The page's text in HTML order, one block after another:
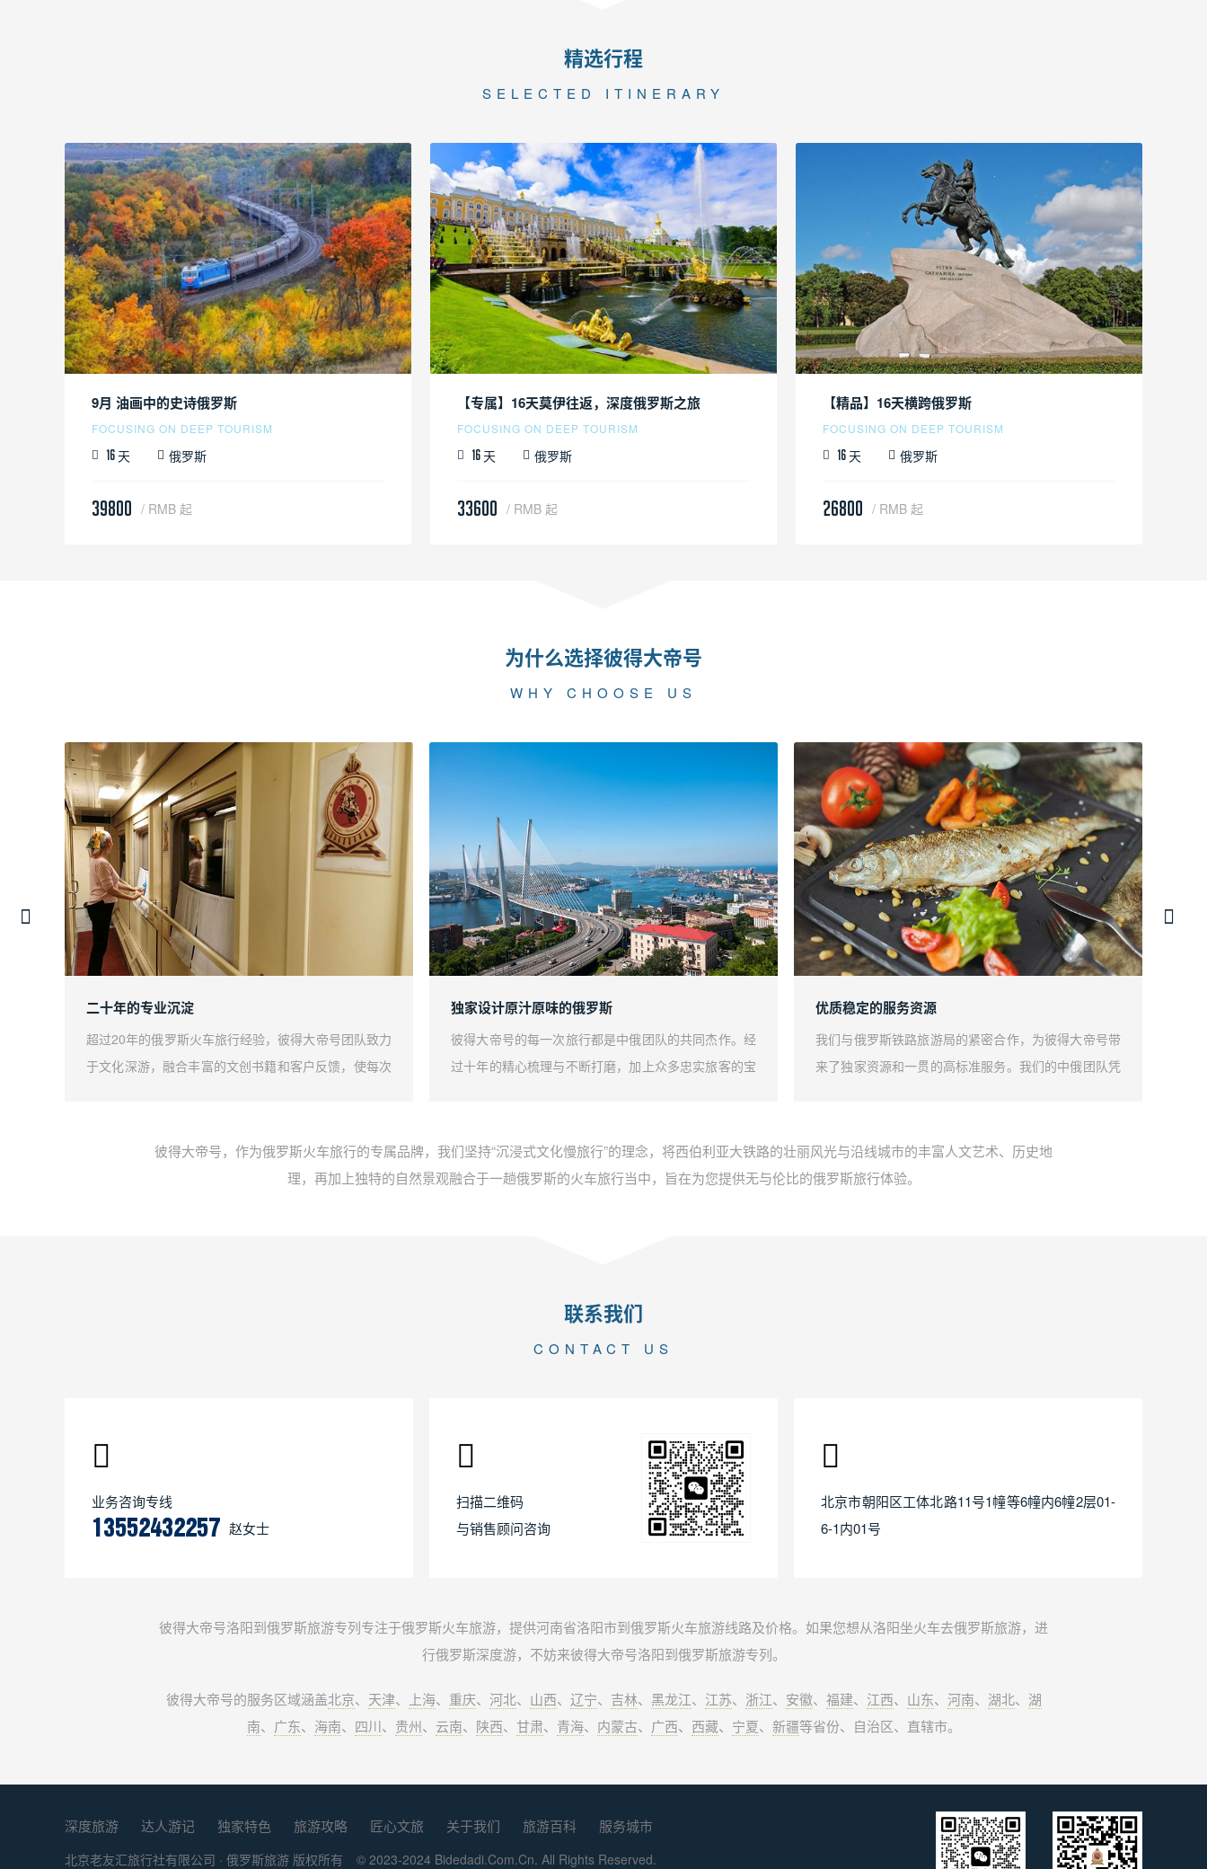
精选行程
SELECTED ITINERARY
9月 油画中的史诗俄罗斯
FOCUSING ON DEEP TOURISM
16 天 俄罗斯
39800 / RMB 起
【专属】16天莫伊往返，深度俄罗斯之旅
FOCUSING ON DEEP TOURISM
16 天 俄罗斯
33600 / RMB 起
【精品】16天横跨俄罗斯
FOCUSING ON DEEP TOURISM
16 天 俄罗斯
26800 / RMB 起
为什么选择彼得大帝号
WHY CHOOSE US
二十年的专业沉淀
超过20年的俄罗斯火车旅行经验，彼得大帝号团队致力
于文化深游，融合丰富的文创书籍和客户反馈，使每次
独家设计原汁原味的俄罗斯
彼得大帝号的每一次旅行都是中俄团队的共同杰作。经
过十年的精心梳理与不断打磨，加上众多忠实旅客的宝
俄罗斯文化探索之旅。
优质稳定的服务资源
我们与俄罗斯铁路旅游局的紧密合作，为彼得大帝号带
来了独家资源和一贯的高标准服务。我们的中俄团队凭
供难忘且独特的俄罗斯旅行体验。
彼得大帝号，作为俄罗斯火车旅行的专属品牌，我们坚持“沉浸式文化慢旅行”的理念，将西伯利亚大铁路的壮丽风光与沿线城市的丰富人文艺术、历史地
理，再加上独特的自然景观融合于一趟俄罗斯的火车旅行当中，旨在为您提供无与伦比的俄罗斯旅行体验。
联系我们
CONTACT US
业务咨询专线
13552432257 赵女士
扫描二维码
与销售顾问咨询
北京市朝阳区工体北路11号1幢等6幢内6幢2层01-
6-1内01号
彼得大帝号洛阳到俄罗斯旅游专列专注于俄罗斯火车旅游，提供河南省洛阳市到俄罗斯火车旅游线路及价格。如果您想从洛阳坐火车去俄罗斯旅游，进
行俄罗斯深度游，不妨来彼得大帝号洛阳到俄罗斯旅游专列。
彼得大帝号的服务区域涵盖北京、 天津、 上海、 重庆、 河北、 山西、 辽宁、 吉林、 黑龙江、 江苏、 浙江、 安徽、 福建、 江西、 山东、 河南、 湖北、 湖
南、 广东、 海南、 四川、 贵州、 云南、 陕西、 甘肃、 青海、 内蒙古、 广西、 西藏、 宁夏、 新疆等省份、自治区、直辖市。
深度旅游 达人游记 独家特色 旅游攻略 匠心文旅 关于我们 旅游百科 服务城市
北京老友汇旅行社有限公司 · 俄罗斯旅游 版权所有 © 2023-2024 Bidedadi.Com.Cn. All Rights Reserved.